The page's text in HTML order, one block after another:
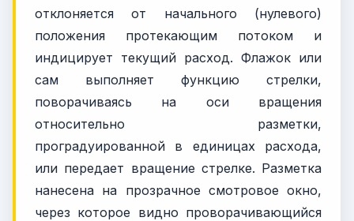
отклоняется от начального (нулевого)
положения протекающим потоком и
индицирует текущий расход. Флажок или
сам выполняет функцию стрелки,
поворачиваясь на оси вращения
относительно разметки,
проградуированной в единицах расхода,
или передает вращение стрелке. Разметка
нанесена на прозрачное смотровое окно,
через которое видно проворачивающийся